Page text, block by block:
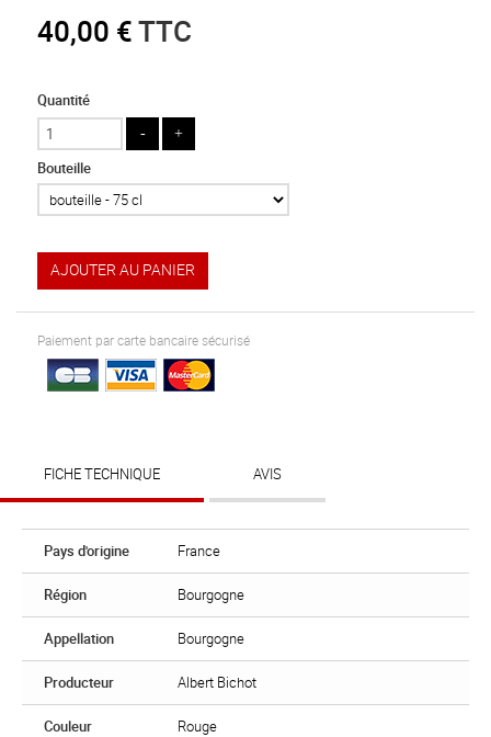
40,00 €TTC
Quantité
Bouteille
AJOUTER AU PANIER
Paiement par carte bancaire sécurisé
FICHE TECHNIQUE AVIS
Pays d'origine France
Région Bourgogne
Appellation Bourgogne
Producteur Albert Bichot
Couleur Rouge